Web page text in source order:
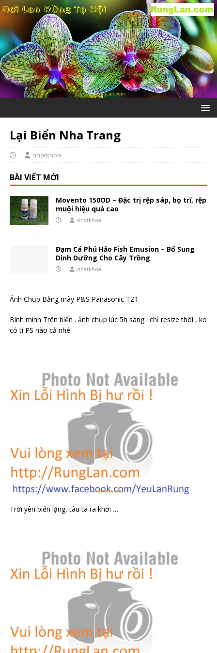
Lại Biển Nha Trang
nhatkhoa
BÀI VIẾT MỚI
Movento 150OD – Đặc trị rệp sáp, bọ trĩ, rệp
muội hiệu quả cao
nhatkhoa
Đạm Cá Phú Hảo Fish Emusion – Bổ Sung
Dinh Dưỡng Cho Cây Trồng
nhatkhoa
Ảnh Chụp Bằng mày P&S Panasonic TZ1
Bình minh Trên biển . ảnh chụp lúc 5h sáng . chỉ resize thôi , ko
có tí PS nào cả nhé
Trời yên biển lặng, tàu ta ra khơi …